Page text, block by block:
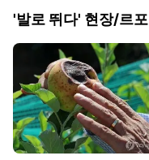
'발로 뛰다' 현장/르포